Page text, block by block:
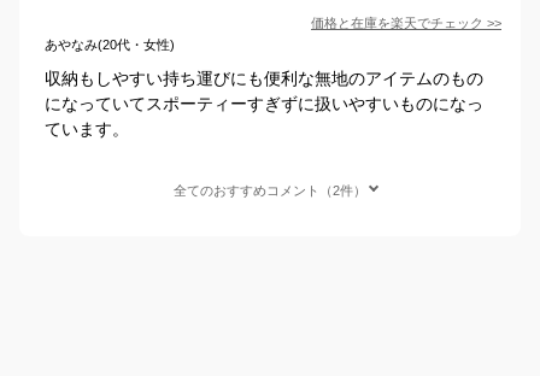
価格と在庫を楽天でチェック >>
あやなみ(20代・女性)
収納もしやすい持ち運びにも便利な無地のアイテムのもの
になっていてスポーティーすぎずに扱いやすいものになっ
ています。
全てのおすすめコメント（2件）